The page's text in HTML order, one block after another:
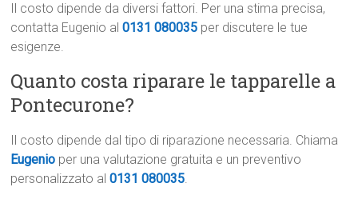
Il costo dipende da diversi fattori. Per una stima precisa,
contatta Eugenio al0131 080035 per discutere le tue
esigenze.
Quanto costa riparare le tapparelle a
Pontecurone?
Il costo dipende dal tipo di riparazione necessaria. Chiama
Eugenio per una valutazione gratuita e un preventivo
personalizzato al0131 080035.